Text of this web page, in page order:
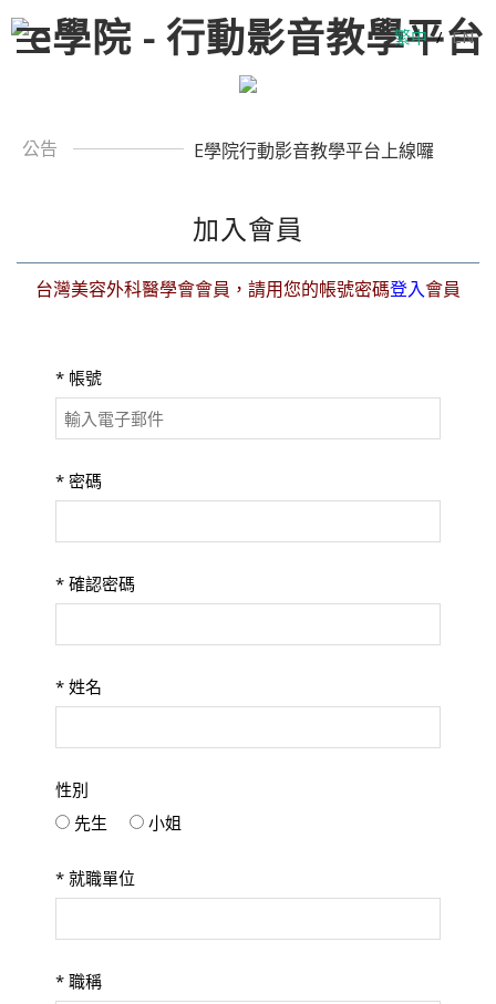
繁中 / EN
公告 E學院行動影音教學平台上線囉
加入會員
台灣美容外科醫學會會員，請用您的帳號密碼登入會員
* 帳號
* 密碼
* 確認密碼
* 姓名
性別
先生
小姐
* 就職單位
* 職稱